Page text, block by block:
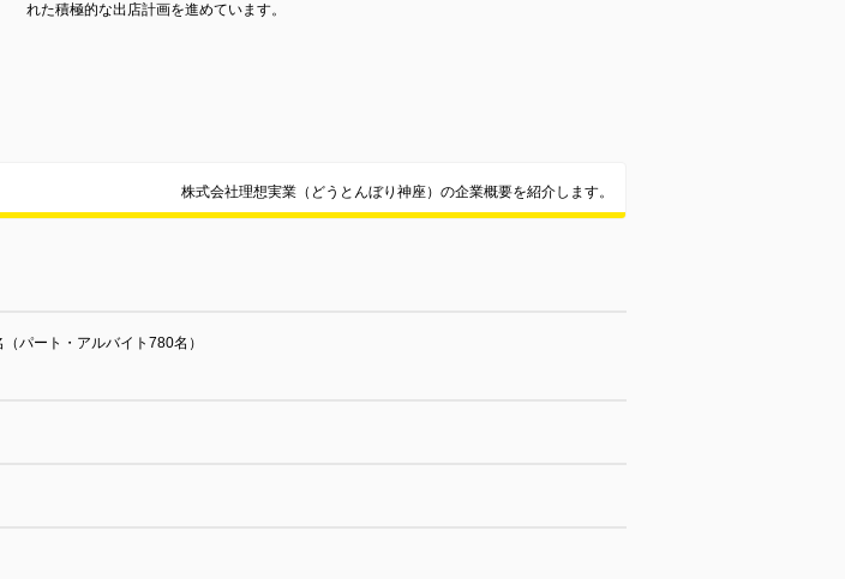
れた積極的な出店計画を進めています。
株式会社理想実業（どうとんぼり神座）の企業概要を紹介します。
パート・アルバイト780名）